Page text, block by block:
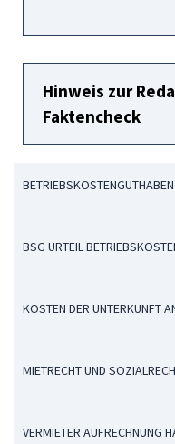
Hinweis zur
Faktencheck
BSG URTEIL
KOSTEN DER UNTERKUNFT
MIETRECHT UND
VERMIETER AUFRECHNUNG